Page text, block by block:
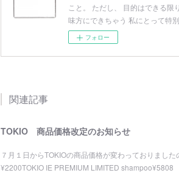
こと。 ただし、 目的はできる
味方にできちゃう 私にとって特別
フォロー
関連記事
TOKIO 商品価格改定のお知らせ
７月１日からTOKIOの商品価格が変わっておりま
¥2200TOKIO IE PREMIUM LIMITED